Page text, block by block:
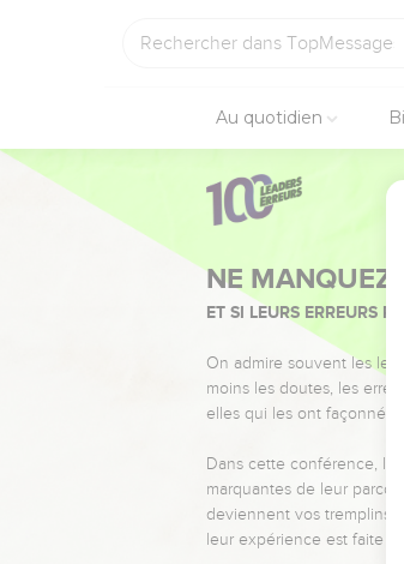
Au quotidien
NE MANQUEZ
ET SI LEURS ERREURS
On admire souvent les
moins les doutes, les
elles qui les ont façonnés.
Dans cette conférence,
marquantes de leur
deviennent vos
leur expérience est faite